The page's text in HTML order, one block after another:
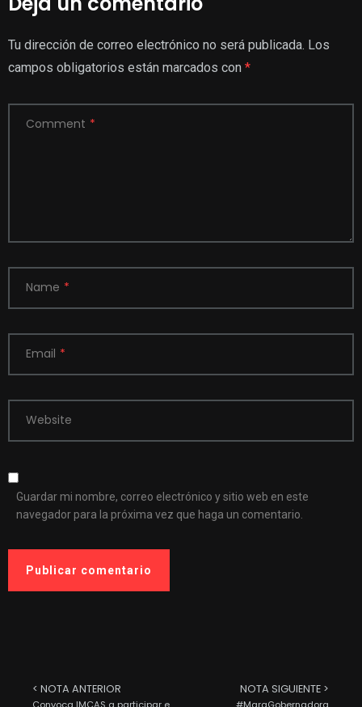
Tu dirección de correo electrónico no será publicada. Los
campos obligatorios están marcados con *
Comment *
Name *
Email *
Website
Guardar mi nombre, correo electrónico y sitio web en este
navegador para la próxima vez que haga un comentario.
< NOTA ANTERIOR NOTA SIGUIENTE >